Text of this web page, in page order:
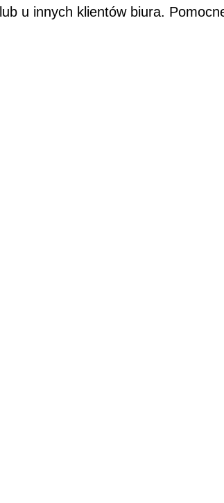
u innych klientów biura.